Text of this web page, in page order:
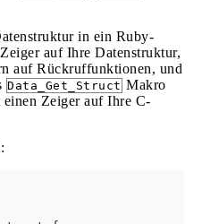
in ein Ruby-
auf Ihre Datenstruktur,
auf Rückruffunktionen, und
Data_Get_Struct Makro
Zeiger auf Ihre C-